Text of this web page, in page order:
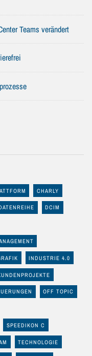
Teams verändert
CHARLY
DCIM
INDUSTRIE 4.0
OFF TOPIC
SPEEDIKON C
TECHNOLOGIE